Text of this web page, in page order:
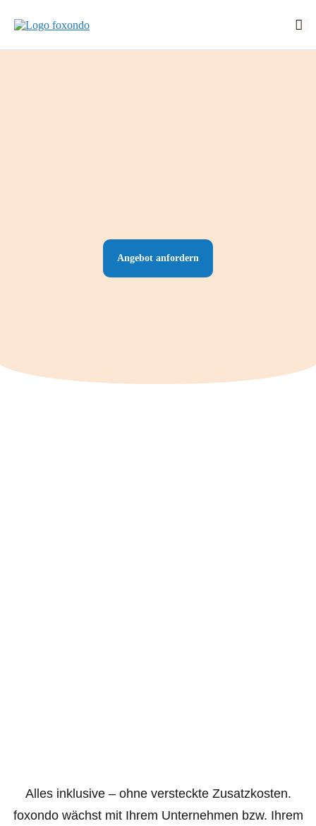
Angebot anfordern
Alles inklusive – ohne versteckte Zusatzkosten.
foxondo wächst mit Ihrem Unternehmen bzw. Ihrem